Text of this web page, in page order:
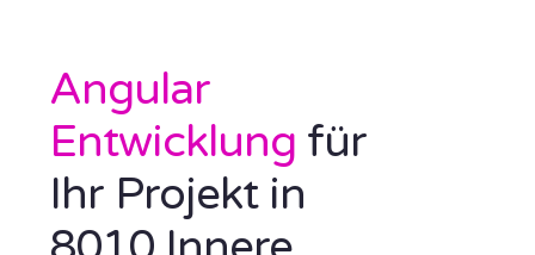
Angular
Entwicklung für
Ihr Projekt in